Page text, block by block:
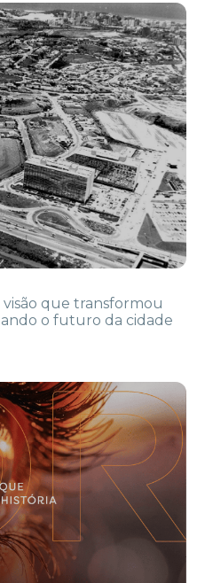
visão que transformou
o futuro da cidade